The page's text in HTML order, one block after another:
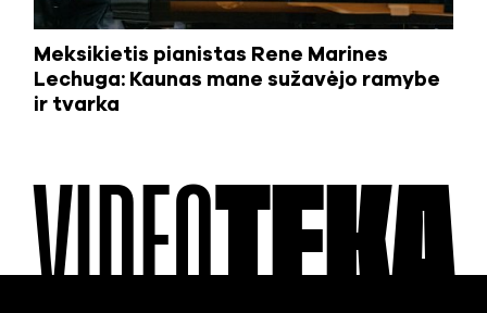
Meksikietis pianistas Rene Marines
Lechuga: Kaunas mane sužavėjo ramybe
ir tvarka
VIDEOTEKA